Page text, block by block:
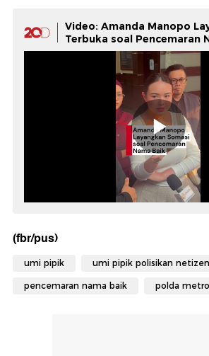
Video: Amanda Manopo
Terbuka soal Pencemaran
(fbr/pus)
umi pipik umi pipik polisikan netizen
pencemaran nama baik polda